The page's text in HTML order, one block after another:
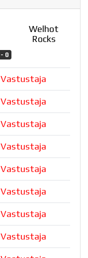
Welhot
Rocks
0
Vastustaja
Vastustaja
Vastustaja
Vastustaja
Vastustaja
Vastustaja
Vastustaja
Vastustaja